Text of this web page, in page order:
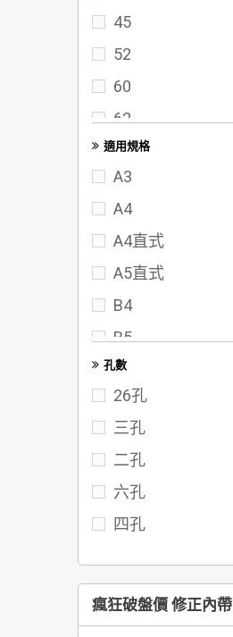
45
52
60
62
65
70
72
75
80
95
102
117
122
142
適用規格
A3
A4
A4直式
A5直式
B4
B5
FC
孔數
26孔
三孔
二孔
六孔
四孔
瘋狂破盤價 修正內帶